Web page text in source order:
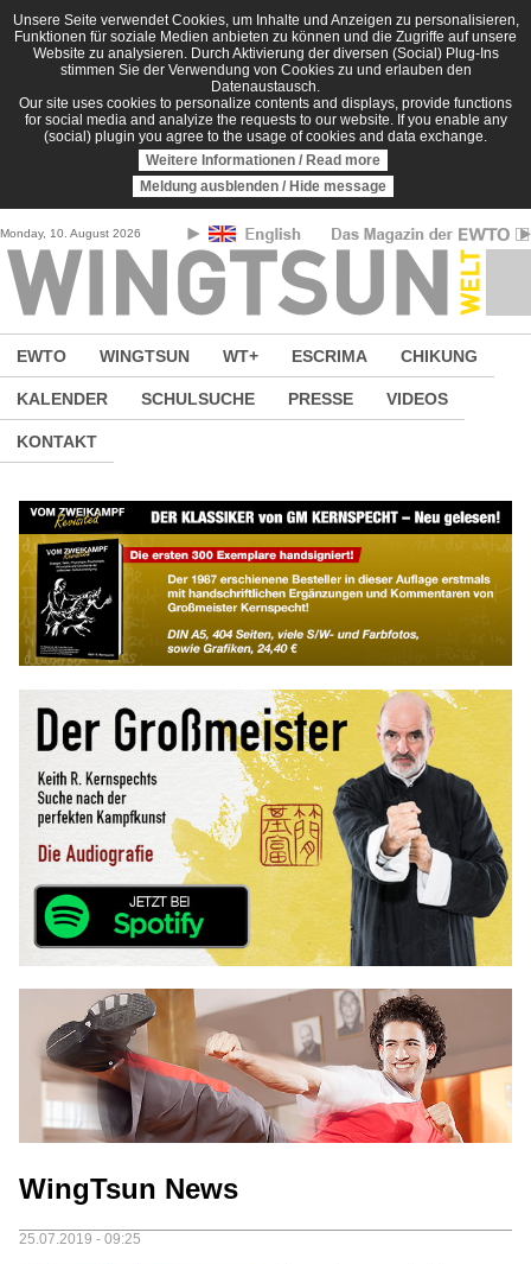
Direkt zum Inhalt
Unsere Seite verwendet Cookies, um Inhalte und Anzeigen zu personalisieren,
Funktionen für soziale Medien anbieten zu können und die Zugriffe auf unsere
Website zu analysieren. Durch Aktivierung der diversen (Social) Plug-Ins
stimmen Sie der Verwendung von Cookies zu und erlauben den
Datenaustausch.
Our site uses cookies to personalize contents and displays, provide functions
for social media and analyize the requests to our website. If you enable any
(social) plugin you agree to the usage of cookies and data exchange.
Weitere Informationen / Read more
Meldung ausblenden / Hide message
Monday, 10. August 2026
EWTO WINGTSUN WT+ ESCRIMA CHIKUNG
KALENDER SCHULSUCHE PRESSE VIDEOS
KONTAKT
WingTsun News
25.07.2019 - 09:25